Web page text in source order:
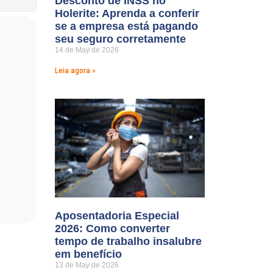
Holerite: Aprenda a conferir
se a empresa está pagando
seu seguro corretamente
14 de May de 2026
Leia agora »
Aposentadoria Especial
2026: Como converter
tempo de trabalho insalubre
em benefício
13 de May de 2026